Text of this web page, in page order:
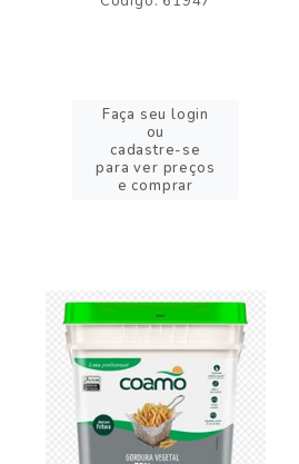
Faça seu login
ou
cadastre-se
para ver preços
e comprar